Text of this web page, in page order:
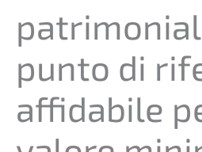
punto di
affida­bile